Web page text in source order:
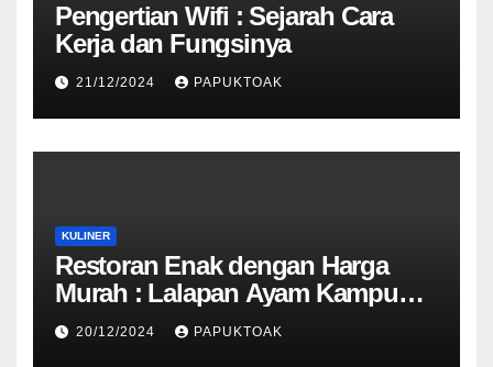
Pengertian Wifi : Sejarah Cara
Kerja dan Fungsinya
21/12/2024 PAPUKTOAK
KULINER
Restoran Enak dengan Harga
Murah : Lalapan Ayam Kampung,
Cumi Krispi dan Mie Goreng
20/12/2024 PAPUKTOAK